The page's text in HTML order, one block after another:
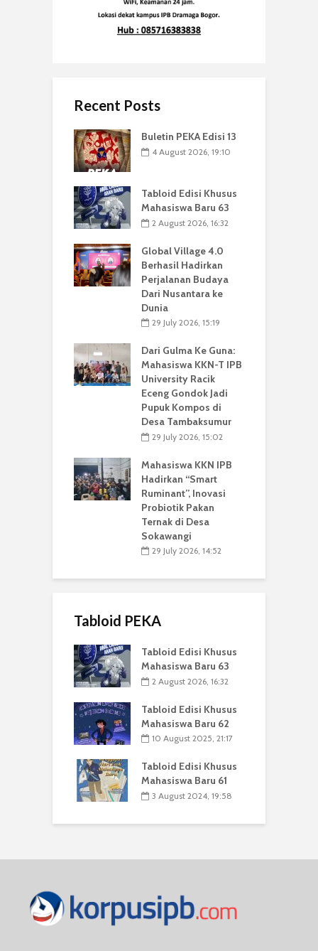
Recent Posts
Buletin PEKA Edisi 13
4 August 2026, 19:10
Tabloid Edisi Khusus
Mahasiswa Baru 63
2 August 2026, 16:32
Global Village 4.0
Berhasil Hadirkan
Perjalanan Budaya
Dari Nusantara ke
Dunia
29 July 2026, 15:19
Dari Gulma Ke Guna:
Mahasiswa KKN-T IPB
University Racik
Eceng Gondok Jadi
Pupuk Kompos di
Desa Tambaksumur
29 July 2026, 15:02
Mahasiswa KKN IPB
Hadirkan “Smart
Ruminant”, Inovasi
Probiotik Pakan
Ternak di Desa
Sokawangi
29 July 2026, 14:52
Tabloid PEKA
Tabloid Edisi Khusus
Mahasiswa Baru 63
2 August 2026, 16:32
Tabloid Edisi Khusus
Mahasiswa Baru 62
10 August 2025, 21:17
Tabloid Edisi Khusus
Mahasiswa Baru 61
3 August 2024, 19:58